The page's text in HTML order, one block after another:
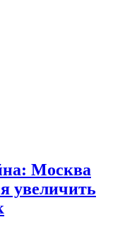
Москва
увеличить